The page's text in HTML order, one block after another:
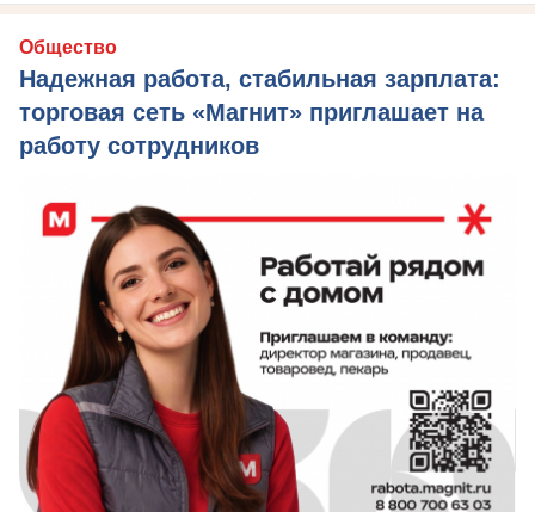
Общество
Надежная работа, стабильная зарплата:
торговая сеть «Магнит» приглашает на
работу сотрудников